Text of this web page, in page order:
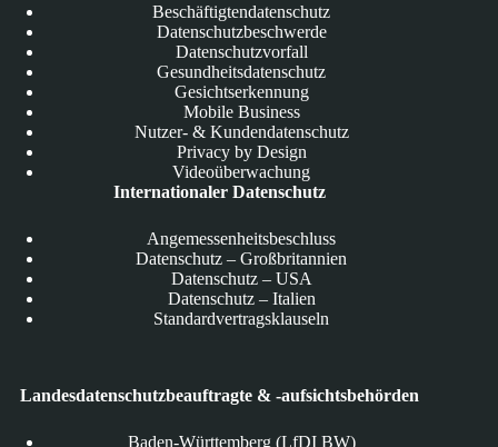
Beschäftigtendatenschutz
Datenschutzbeschwerde
Datenschutzvorfall
Gesundheitsdatenschutz
Gesichtserkennung
Mobile Business
Nutzer- & Kundendatenschutz
Privacy by Design
Videoüberwachung
Internationaler Datenschutz
Angemessenheitsbeschluss
Datenschutz – Großbritannien
Datenschutz – USA
Datenschutz – Italien
Standardvertragsklauseln
Landesdatenschutzbeauftragte & -aufsichtsbehörden
Baden-Württemberg (LfDI BW)